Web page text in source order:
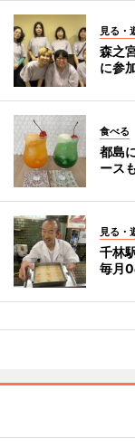
見る・
森之
に参
食べる
都島
ース
見る・
千林
毎月